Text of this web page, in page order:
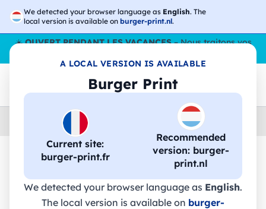
We detected your browser language as English. The
local version is available on burger-print.nl.
A LOCAL VERSION IS AVAILABLE
Burger Print
Current site:
burger-print.fr
Recommended
version: burger-
print.nl
We detected your browser language as English.
The local version is available on burger-
☀️OUVERT PENDANT LES VACANCES– Nous traitons vos
Accessoires technologie-personnalisee
🔥 Impression DTF à -30 %